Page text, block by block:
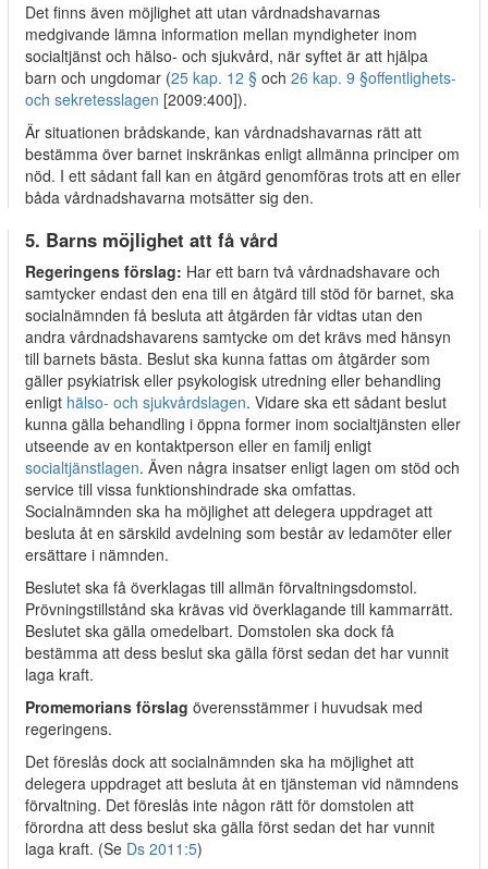
Det finns även möjlighet att utan vårdnadshavarnas
medgivande lämna information mellan myndigheter inom
socialtjänst och hälso- och sjukvård, när syftet är att hjälpa
barn och ungdomar (25 kap. 12 § och 26 kap. 9 §offentlighets-
och sekretesslagen [2009:400]).
Är situationen brådskande, kan vårdnadshavarnas rätt att
bestämma över barnet inskränkas enligt allmänna principer om
nöd. I ett sådant fall kan en åtgärd genomföras trots att en eller
båda vårdnadshavarna motsätter sig den.
5. Barns möjlighet att få vård
Regeringens förslag: Har ett barn två vårdnadshavare och
samtycker endast den ena till en åtgärd till stöd för barnet, ska
socialnämnden få besluta att åtgärden får vidtas utan den
andra vårdnadshavarens samtycke om det krävs med hänsyn
till barnets bästa. Beslut ska kunna fattas om åtgärder som
gäller psykiatrisk eller psykologisk utredning eller behandling
enligt hälso- och sjukvårdslagen. Vidare ska ett sådant beslut
kunna gälla behandling i öppna former inom socialtjänsten eller
utseende av en kontaktperson eller en familj enligt
socialtjänstlagen. Även några insatser enligt lagen om stöd och
service till vissa funktionshindrade ska omfattas.
Socialnämnden ska ha möjlighet att delegera uppdraget att
besluta åt en särskild avdelning som består av ledamöter eller
ersättare i nämnden.
Beslutet ska få överklagas till allmän förvaltningsdomstol.
Prövningstillstånd ska krävas vid överklagande till kammarrätt.
Beslutet ska gälla omedelbart. Domstolen ska dock få
bestämma att dess beslut ska gälla först sedan det har vunnit
laga kraft.
Promemorians förslag överensstämmer i huvudsak med
regeringens.
Det föreslås dock att socialnämnden ska ha möjlighet att
delegera uppdraget att besluta åt en tjänsteman vid nämndens
förvaltning. Det föreslås inte någon rätt för domstolen att
förordna att dess beslut ska gälla först sedan det har vunnit
laga kraft. (Se Ds 2011:5)